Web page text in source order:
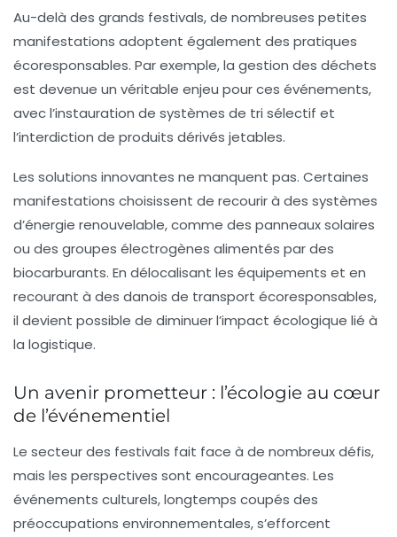
Au-delà des grands festivals, de nombreuses petites
manifestations adoptent également des pratiques
écoresponsables. Par exemple, la gestion des déchets
est devenue un véritable enjeu pour ces événements,
avec l’instauration de systèmes de tri sélectif et
l’interdiction de produits dérivés jetables.
Les solutions innovantes ne manquent pas. Certaines
manifestations choisissent de recourir à des systèmes
d’énergie renouvelable, comme des panneaux solaires
ou des groupes électrogènes alimentés par des
biocarburants. En délocalisant les équipements et en
recourant à des danois de transport écoresponsables,
il devient possible de diminuer l’impact écologique lié à
la logistique.
Un avenir prometteur : l’écologie au cœur
de l’événementiel
Le secteur des festivals fait face à de nombreux défis,
mais les perspectives sont encourageantes. Les
événements culturels, longtemps coupés des
préoccupations environnementales, s’efforcent